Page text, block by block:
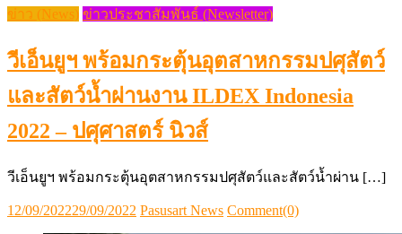
ข่าว (News) ข่าวประชาสัมพันธ์ (Newsletter)
วีเอ็นยูฯ พร้อมกระตุ้นอุตสาหกรรมปศุสัตว์
และสัตว์น้ำผ่านงาน ILDEX Indonesia
2022 – ปศุศาสตร์ นิวส์
วีเอ็นยูฯ พร้อมกระตุ้นอุตสาหกรรมปศุสัตว์และสัตว์น้ำผ่าน […]
Posted
12/09/202229/09/2022 Author
Pasusart News Comment(0)